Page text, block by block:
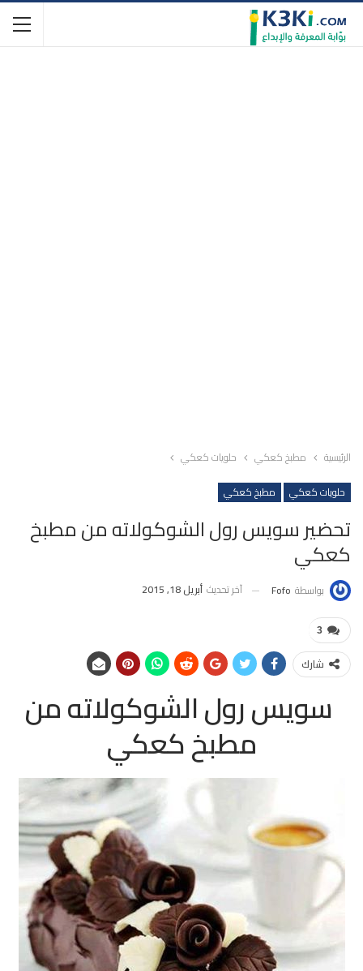
الرئيسية مطبخ كعكي
حلويات كعكي
حلويات كعكي
مطبخ كعكي
تحضير سويس رول الشوكولاته من مطبخ
كعكي
بواسطة Fofo آخر تحديث أبريل 18, 2015
3
شارك
سويس رول الشوكولاته من
مطبخ كعكي